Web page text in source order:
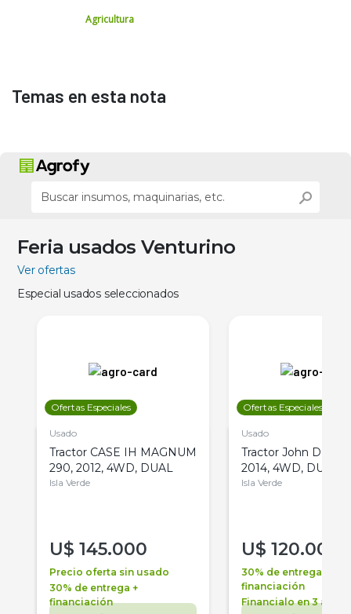
Agricultura
Temas en esta nota
Feria usados Venturino
Ver ofertas
Especial usados seleccionados
Ofertas Especiales
Usado
Tractor CASE IH MAGNUM
290, 2012, 4WD, DUAL
Isla Verde
U$ 145.000
Precio oferta sin usado
30% de entrega +
financiación
Ofertas Especiales
Usado
Tractor John Deere
2014, 4WD, DUAL
Isla Verde
U$ 120.000
30% de entrega +
financiación
Financialo en 3 años